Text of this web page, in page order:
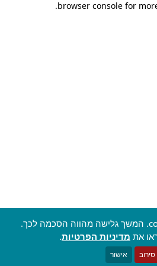
browser console for
.
האתר משתמש ב-cookies. המשך גלישה מהווה הסכמה לכך.
את מדיניות הפרטיות.
סירוב אישור